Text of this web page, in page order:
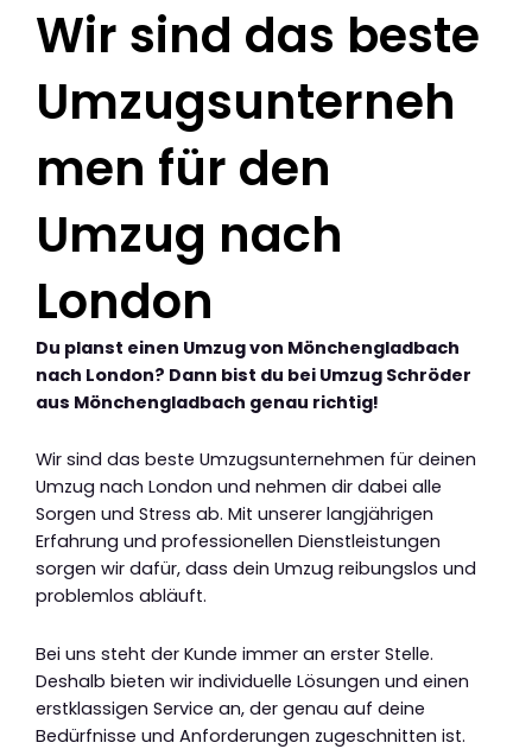
Wir sind das beste
Umzugsunterneh
men für den
Umzug nach
London
Du planst einen Umzug von Mönchengladbach
nach London? Dann bist du bei Umzug Schröder
aus Mönchengladbach genau richtig!
Wir sind das beste Umzugsunternehmen für deinen
Umzug nach London und nehmen dir dabei alle
Sorgen und Stress ab. Mit unserer langjährigen
Erfahrung und professionellen Dienstleistungen
sorgen wir dafür, dass dein Umzug reibungslos und
problemlos abläuft.
Bei uns steht der Kunde immer an erster Stelle.
Deshalb bieten wir individuelle Lösungen und einen
erstklassigen Service an, der genau auf deine
Bedürfnisse und Anforderungen zugeschnitten ist.